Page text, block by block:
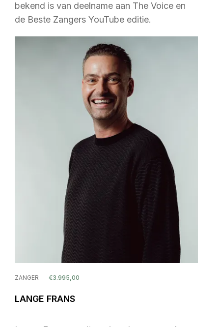
bekend is van deelname aan The Voice en
de Beste Zangers YouTube editie.
ZANGER €3.995,00
LANGE FRANS